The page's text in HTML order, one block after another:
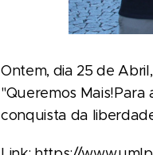
Ontem, dia 25 de
"Queremos
conquista da